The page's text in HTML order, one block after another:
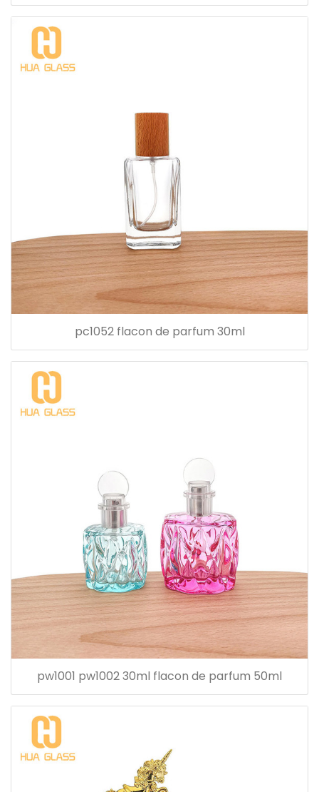
pc1052 flacon de parfum 30ml
pw1001 pw1002 30ml flacon de parfum 50ml